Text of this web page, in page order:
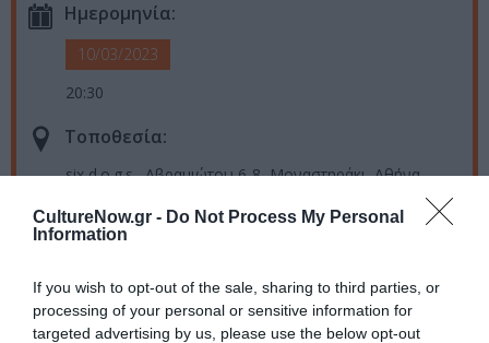
CultureNow.gr - Do Not Process My Personal
Information
If you wish to opt-out of the sale, sharing to third parties, or
processing of your personal or sensitive information for
targeted advertising by us, please use the below opt-out
Ημερομηνία:
10/03/2023
20:30
Τοποθεσία:
six d.o.g.s., Αβραμιώτου 6-8, Μοναστηράκι, Αθήνα
Six Dogs
Eισιτήρια:
10€